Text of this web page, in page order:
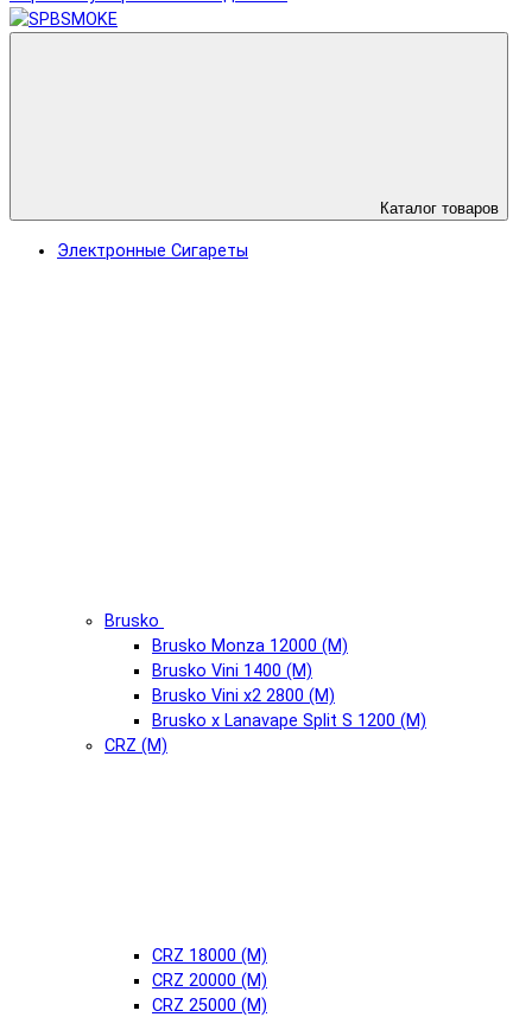
Каталог товаров
Электронные Сигареты
Brusko
Brusko Monza 12000 (М)
Brusko Vini 1400 (М)
Brusko Vini x2 2800 (М)
Brusko x Lanavape Split S 1200 (М)
CRZ (М)
CRZ 18000 (М)
CRZ 20000 (М)
CRZ 25000 (М)